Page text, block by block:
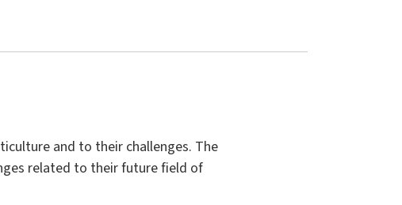
and to their challenges. The
related to their future field of